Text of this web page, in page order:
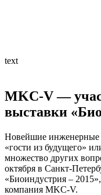
text
MKC-V —
выставки
Новейшие инженерные
«гости из будущего»
множество других
октября в Санкт-
«Биоиндустрия –
компания MKC-V.